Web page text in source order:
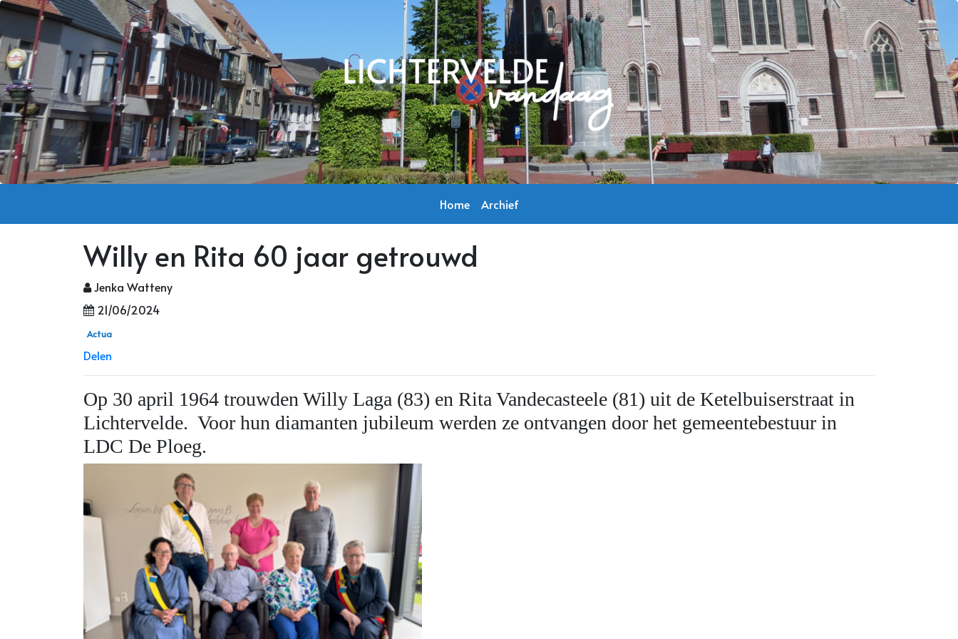
Home Archief
Willy en Rita 60 jaar getrouwd
Jenka Watteny
21/06/2024
Actua
Delen
Op 30 april 1964 trouwden Willy Laga (83) en Rita Vandecasteele (81) uit de Ketelbuiserstraat in
Lichtervelde. Voor hun diamanten jubileum werden ze ontvangen door het gemeentebestuur in
LDC De Ploeg.